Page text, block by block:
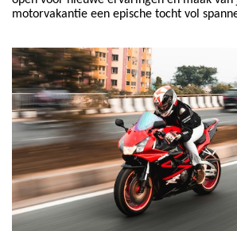
motorvakantie een epische tocht vol